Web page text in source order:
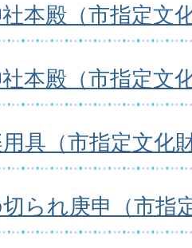
本殿（市指定文
本殿（市指定文
具（市指定文化
られ庚申（市指